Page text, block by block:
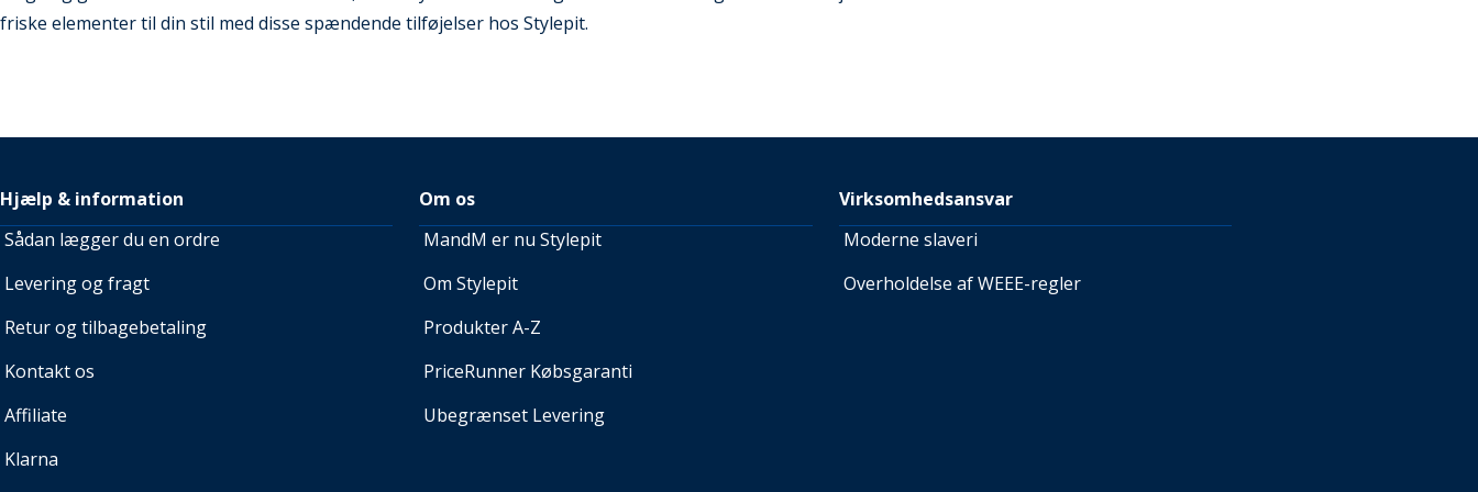
friske elementer til din stil med disse spændende tilføjelser hos Stylepit.
Hjælp & information
Sådan lægger du en ordre
Levering og fragt
Retur og tilbagebetaling
Kontakt os
Affiliate
Klarna
Om os
MandM er nu Stylepit
Om Stylepit
Produkter A-Z
PriceRunner Købsgaranti
Ubegrænset Levering
Virksomhedsansvar
Moderne slaveri
Overholdelse af WEEE-regler